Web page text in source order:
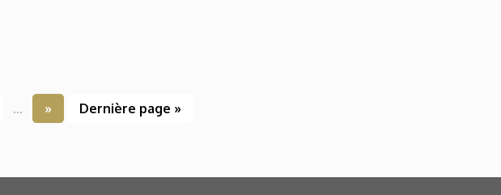
... » Dernière page »